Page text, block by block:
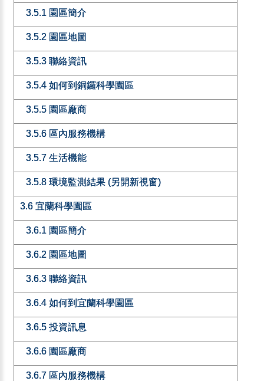
3.5.1 園區簡介
3.5.2 園區地圖
3.5.3 聯絡資訊
3.5.4 如何到銅鑼科學園區
3.5.5 園區廠商
3.5.6 區內服務機構
3.5.7 生活機能
3.5.8 環境監測結果 (另開新視窗)
3.6 宜蘭科學園區
3.6.1 園區簡介
3.6.2 園區地圖
3.6.3 聯絡資訊
3.6.4 如何到宜蘭科學園區
3.6.5 投資訊息
3.6.6 園區廠商
3.6.7 區內服務機構